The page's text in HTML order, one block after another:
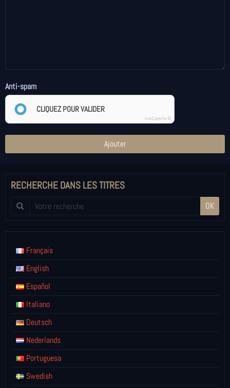
Anti-spam
CLIQUEZ POUR VALIDER
IconCaptcha ©
Ajouter
RECHERCHE DANS LES TITRES
OK
Français
English
Español
Italiano
Deutsch
Nederlands
Portuguesa
Swedish